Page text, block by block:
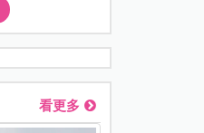
看更多